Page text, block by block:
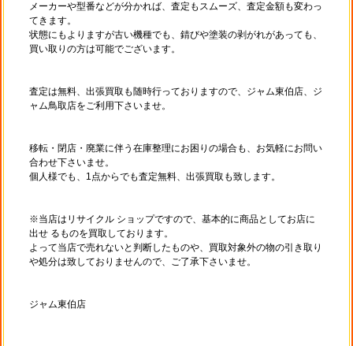
メーカーや型番などが分かれば、査定もスムーズ、査定金額も変わっ
てきます。
状態にもよりますが古い機種でも、錆びや塗装の剥がれがあっても、
買い取りの方は可能でございます。
査定は無料、出張買取も随時行っておりますので、ジャム東伯店、ジ
ャム鳥取店をご利用下さいませ。
移転・閉店・廃業に伴う在庫整理にお困りの場合も、お気軽にお問い
合わせ下さいませ。
個人様でも、1点からでも査定無料、出張買取も致します。
※当店はリサイクル ショップですので、基本的に商品としてお店に
出せ るものを買取しております。
よって当店で売れないと判断したものや、買取対象外の物の引き取り
や処分は致しておりませんので、ご了承下さいませ。
ジャム東伯店